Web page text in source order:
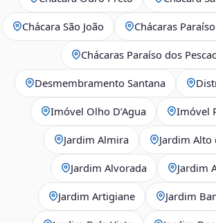
Chácara São João Chácaras
Chácaras Paraíso dos
Desmembramento Santana
Imóvel Olho D’Agua Imóvel
Jardim Almira Jardim Alto
Jardim Alvorada Jardim
Jardim Artigiane Jardim